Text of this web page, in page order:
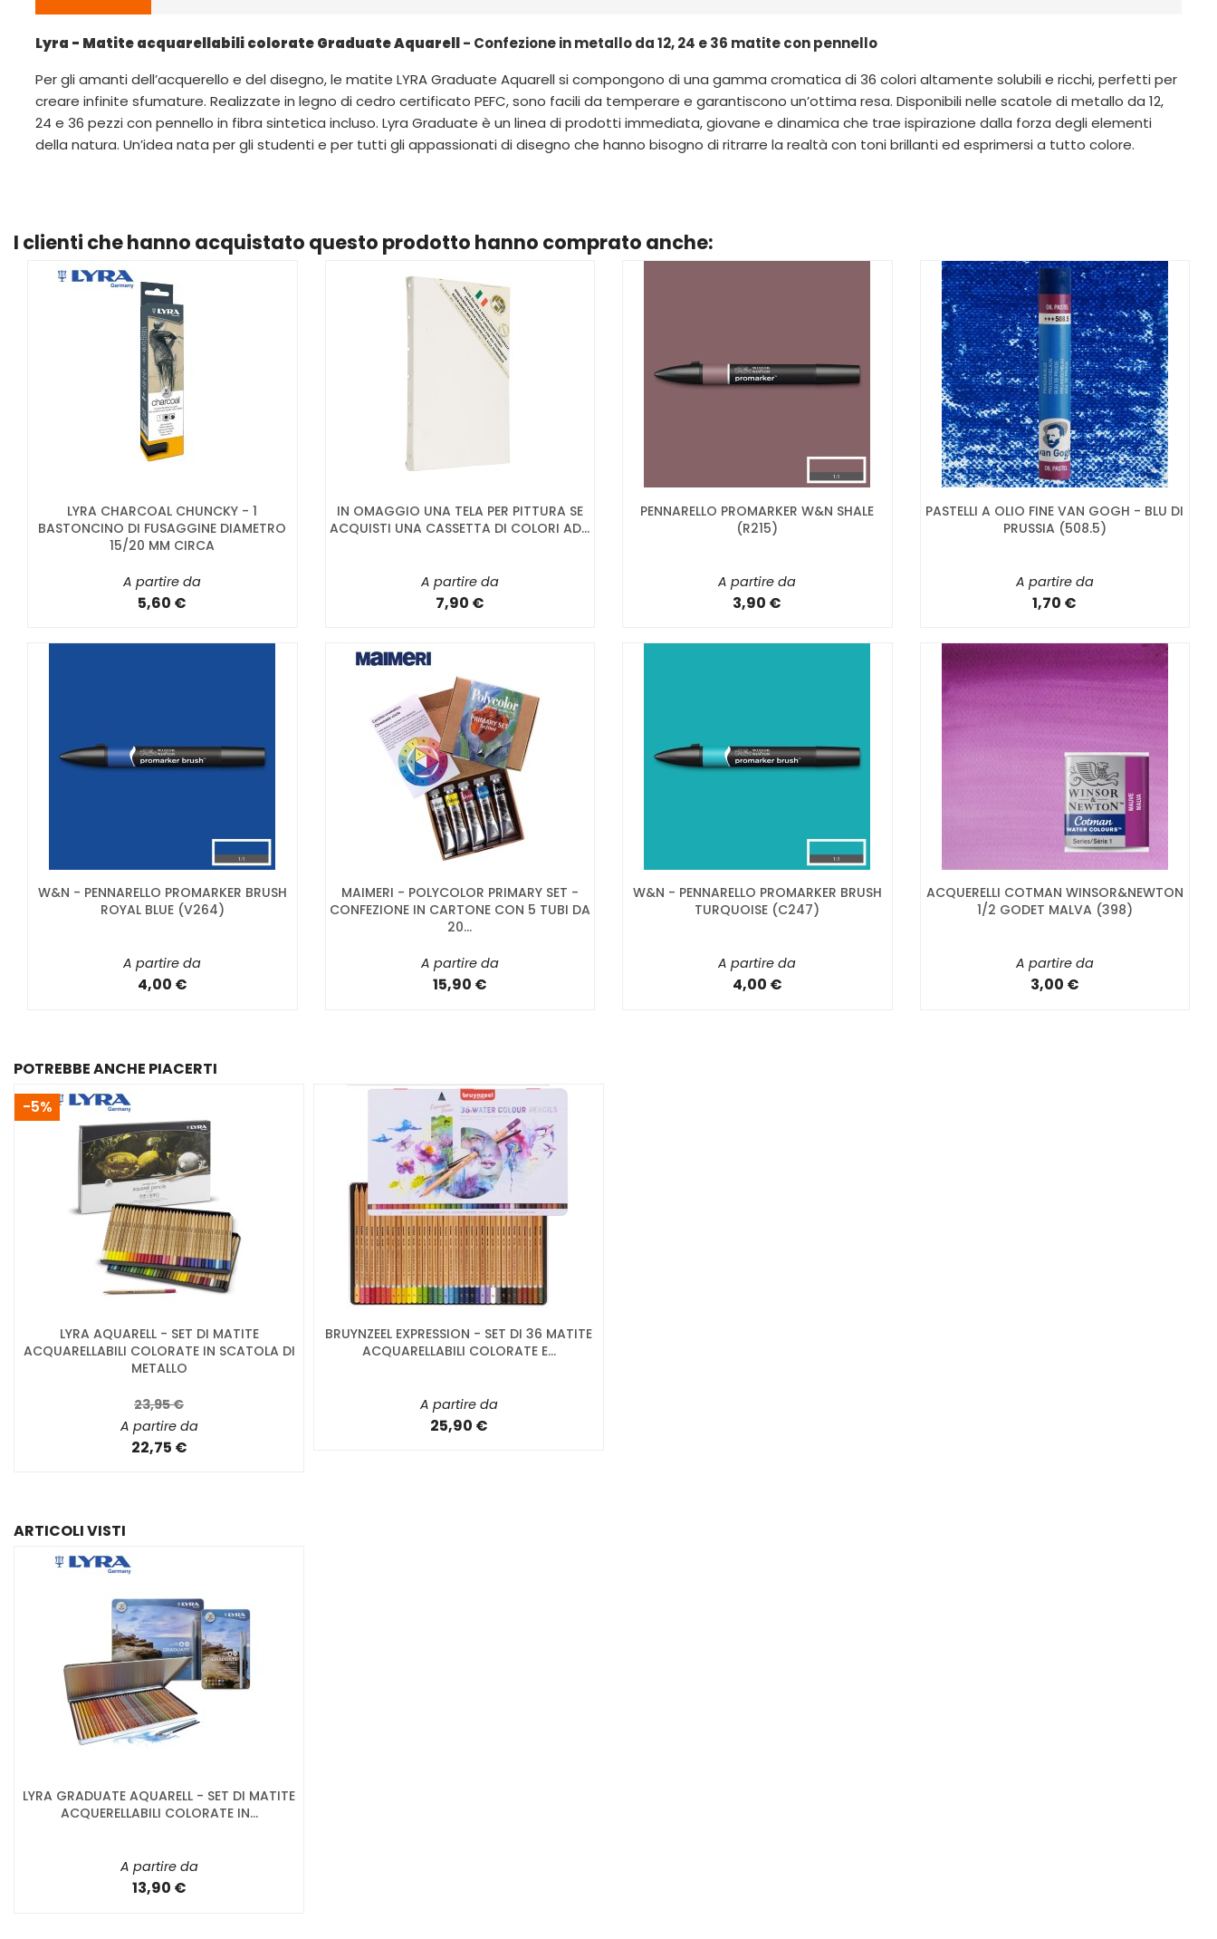
Lyra - Matite acquarellabili colorate Graduate Aquarell- Confezione in metallo da 12, 24 e 36 matite con pennello
Per gli amanti dell’acquerello e del disegno, le matite LYRA Graduate Aquarell si compongono di una gamma cromatica di 36 colori altamente solubili e ricchi, perfetti per
creare infinite sfumature. Realizzate in legno di cedro certificato PEFC, sono facili da temperare e garantiscono un’ottima resa. Disponibili nelle scatole di metallo da 12,
24 e 36 pezzi con pennello in fibra sintetica incluso. Lyra Graduate è un linea di prodotti immediata, giovane e dinamica che trae ispirazione dalla forza degli elementi
della natura. Un’idea nata per gli studenti e per tutti gli appassionati di disegno che hanno bisogno di ritrarre la realtà con toni brillanti ed esprimersi a tutto colore.
I clienti che hanno acquistato questo prodotto hanno comprato anche:
LYRA CHARCOAL CHUNCKY - 1
BASTONCINO DI FUSAGGINE DIAMETRO
15/20 MM CIRCA
A partire da
5,60 €
IN OMAGGIO UNA TELA PER PITTURA SE
ACQUISTI UNA CASSETTA DI COLORI AD...
A partire da
7,90 €
PENNARELLO PROMARKER W&N SHALE
(R215)
A partire da
3,90 €
PASTELLI A OLIO FINE VAN GOGH - BLU DI
PRUSSIA (508.5)
A partire da
1,70 €
W&N - PENNARELLO PROMARKER BRUSH
ROYAL BLUE (V264)
A partire da
4,00 €
MAIMERI - POLYCOLOR PRIMARY SET -
CONFEZIONE IN CARTONE CON 5 TUBI DA
20...
A partire da
15,90 €
W&N - PENNARELLO PROMARKER BRUSH
TURQUOISE (C247)
A partire da
4,00 €
ACQUERELLI COTMAN WINSOR&NEWTON
1/2 GODET MALVA (398)
A partire da
3,00 €
POTREBBE ANCHE PIACERTI
LYRA AQUARELL - SET DI MATITE
ACQUARELLABILI COLORATE IN SCATOLA DI
METALLO
23,95 €
A partire da
22,75 €
-5%
BRUYNZEEL EXPRESSION - SET DI 36 MATITE
ACQUARELLABILI COLORATE E...
A partire da
25,90 €
ARTICOLI VISTI
LYRA GRADUATE AQUARELL - SET DI MATITE
ACQUERELLABILI COLORATE IN...
A partire da
13,90 €